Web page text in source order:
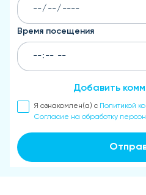
Время посещения
Добавить
Я ознакомлен(а) с Политикой
Согласие на обработку